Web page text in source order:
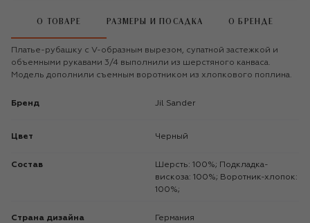
О ТОВАРЕ РАЗМЕРЫ И ПОСАДКА О БРЕНДЕ
Платье-рубашку с V-образным вырезом, супатной застежкой и
объемными рукавами 3/4 выполнили из шерстяного канваса.
Модель дополнили съемным воротником из хлопкового поплина.
Бренд Jil Sander
Цвет Черный
Состав
Шерсть: 100%; Подкладка-
вискоза: 100%; Воротник-хлопок:
100%;
Страна дизайна Германия